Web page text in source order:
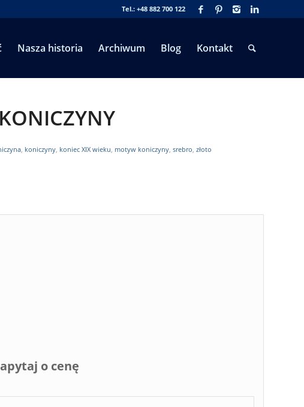
Tel.: +48 882 700 122
Nasza historia Archiwum Blog Kontakt
, koniczyny, koniec XIX wieku, motyw koniczyny,srebro,złoto
o cenę